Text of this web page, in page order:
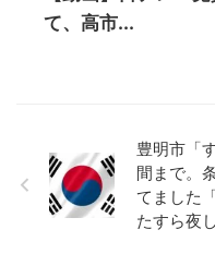
て、高市...
豊明市「
間まで。
てました
たすら夜